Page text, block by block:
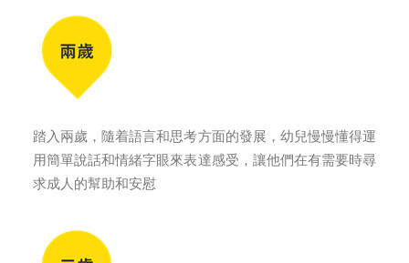
踏入兩歲，隨着語言和思考方面的發展，幼兒慢慢懂得運
用簡單說話和情緒字眼來表達感受，讓他們在有需要時尋
求成人的幫助和安慰